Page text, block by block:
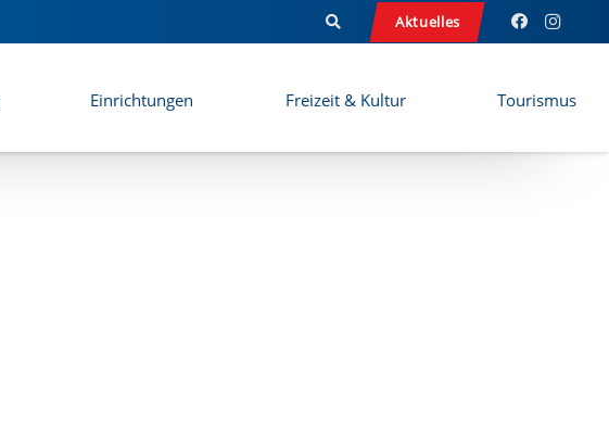
Aktuelles
Einrichtungen Freizeit & Kultur Tourismus